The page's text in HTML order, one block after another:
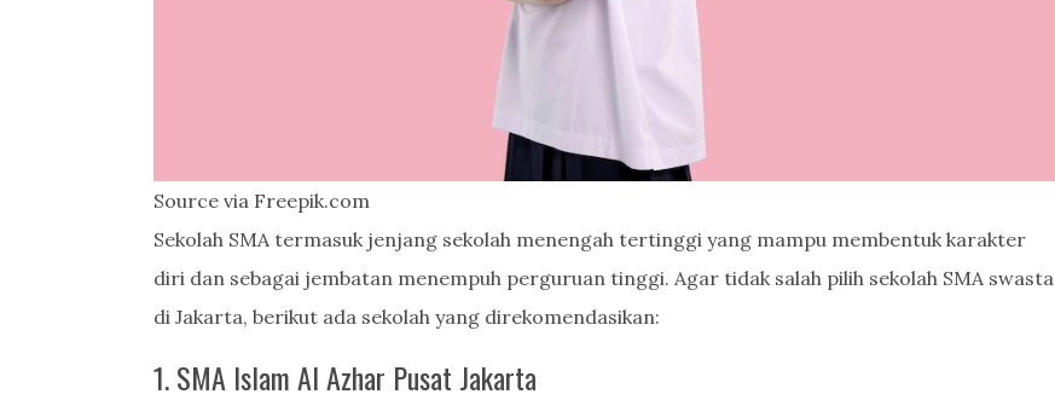
Source via Freepik.com
Sekolah SMA termasuk jenjang sekolah menengah tertinggi yang mampu membentuk karakter
diri dan sebagai jembatan menempuh perguruan tinggi. Agar tidak salah pilih sekolah SMA swasta
di Jakarta, berikut ada sekolah yang direkomendasikan:
1. SMA Islam Al Azhar Pusat Jakarta